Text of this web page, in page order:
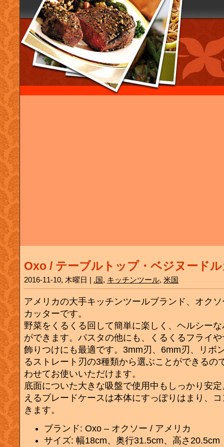
Oxo / テーブルトップ・ベジヌード
2016-11-10, 木曜日 | .国, キッチンツール, 米国
アメリカの大手キッチンツールブランド、オク
カッターです。
野菜をくるくる回して簡単に楽しく、ヘルシー
ができます。パスタの他にも、くるくるフライ
飾りつけにも最適です。3mm刃、6mm刃、リボ
るストレート刃の3種類から選ぶことができるの
わせてお使いいただけます。
底面についた大きな吸盤で使用中もしっかり安
えるブレードケースは本体にすっぽりはまり、
きます。
ブランド: Oxo – オクソー / アメリカ
サイズ: 幅18cm、奥行31.5cm、高さ20.5cm